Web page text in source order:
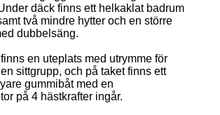
däck finns ett helkaklat badrum
två mindre hytter och en större
dubbelsäng.
en uteplats med utrymme för
sittgrupp, och på taket finns ett
gummibåt med en
på 4 hästkrafter ingår.